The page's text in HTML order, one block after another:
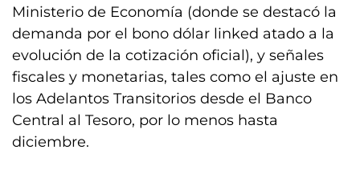
Ministerio de Economía (donde se destacó la
demanda por el bono dólar linked atado a la
evolución de la cotización oficial), y señales
fiscales y monetarias, tales como el ajuste en
los Adelantos Transitorios desde el Banco
Central al Tesoro, por lo menos hasta
diciembre.